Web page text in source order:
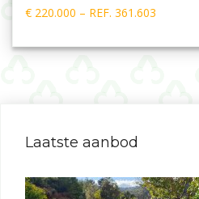
Bericht
navigatie
€ 220.000 – REF. 361.603
Laatste aanbod